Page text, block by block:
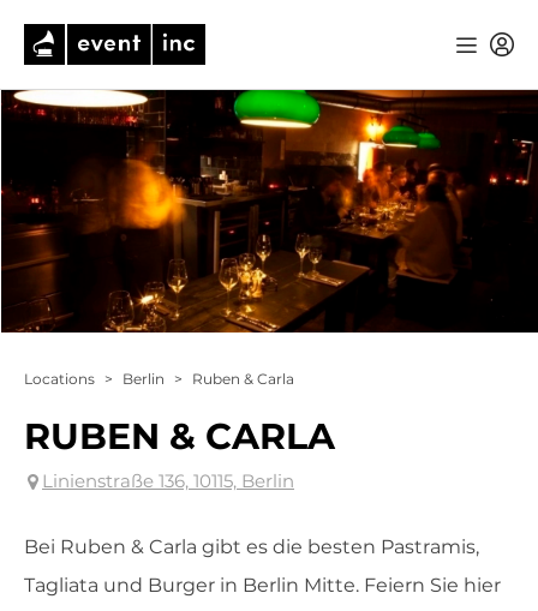
Locations > Berlin > Ruben & Carla
RUBEN & CARLA
Linienstraße 136, 10115, Berlin
Bei Ruben & Carla gibt es die besten Pastramis,
Tagliata und Burger in Berlin Mitte. Feiern Sie hier